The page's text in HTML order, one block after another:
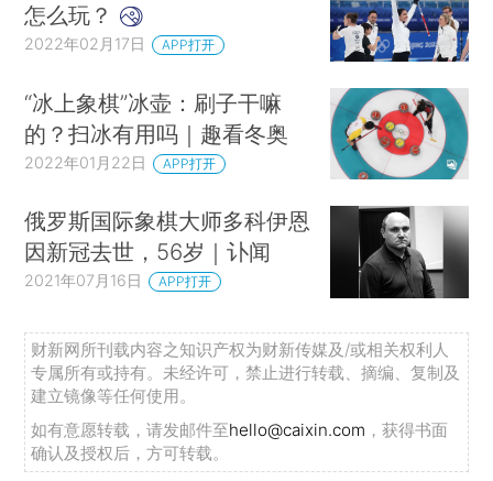
怎么玩？
2022年02月17日 APP打开
“冰上象棋”冰壶：刷子干嘛
的？扫冰有用吗｜趣看冬奥
2022年01月22日 APP打开
俄罗斯国际象棋大师多科伊恩
因新冠去世，56岁｜讣闻
2021年07月16日 APP打开
财新网所刊载内容之知识产权为财新传媒及/或相关权利人
专属所有或持有。未经许可，禁止进行转载、摘编、复制及
建立镜像等任何使用。
如有意愿转载，请发邮件至hello@caixin.com ，获得书面
确认及授权后，方可转载。